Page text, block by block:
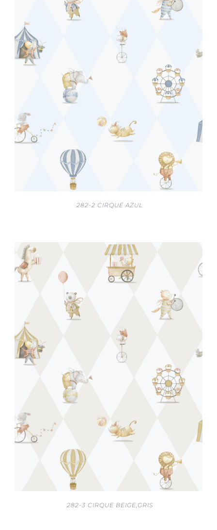
282-2 CIRQUE AZUL
282-3 CIRQUE BEIGE,GRIS